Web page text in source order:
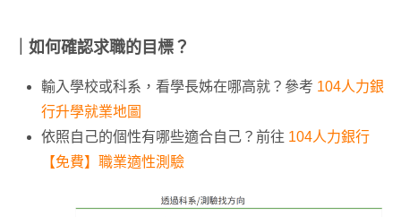
｜如何確認求職的目標？
輸入學校或科系，看學長姊在哪高就？參考 104人力銀
行升學就業地圖
依照自己的個性有哪些適合自己？前往 104人力銀行
【免費】職業適性測驗